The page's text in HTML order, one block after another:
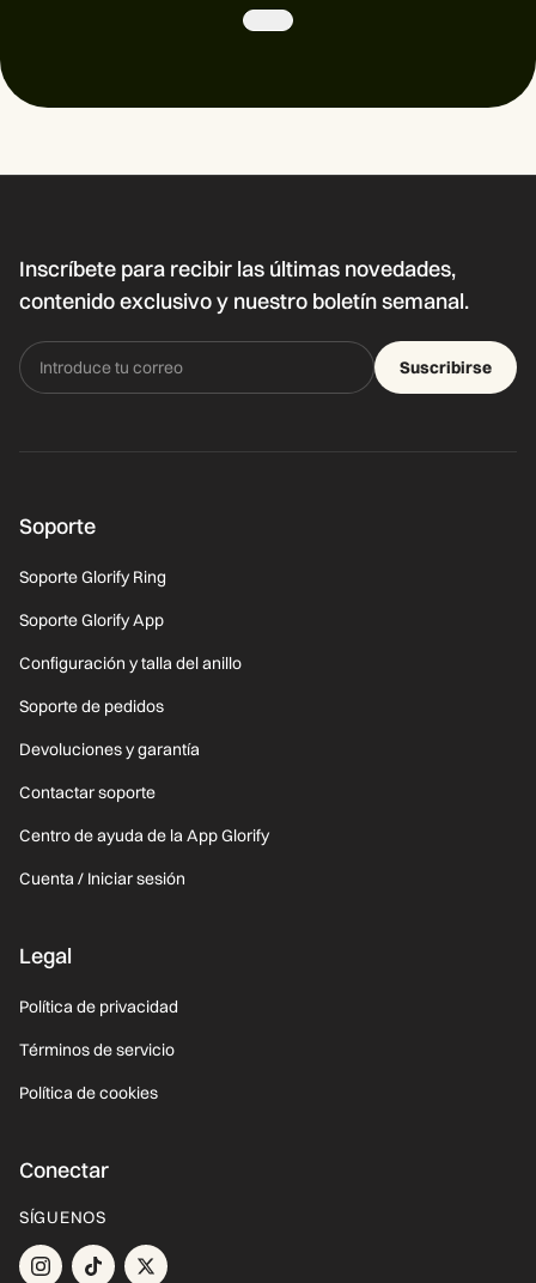
Inscríbete para recibir las últimas novedades,
contenido exclusivo y nuestro boletín semanal.
Suscribirse
Soporte
Soporte Glorify Ring
Soporte Glorify App
Configuración y talla del anillo
Soporte de pedidos
Devoluciones y garantía
Contactar soporte
Centro de ayuda de la App Glorify
Cuenta / Iniciar sesión
Legal
Política de privacidad
Términos de servicio
Política de cookies
Conectar
SÍGUENOS